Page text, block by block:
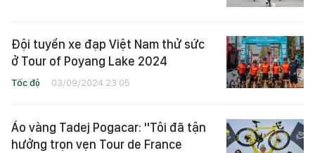
Đội tuyển xe đạp Việt Nam thử sức
ở Tour of Poyang Lake 2024
Tốc độ 03/09/2024 23:05
Áo vàng Tadej Pogacar: "Tôi đã tận
hưởng trọn vẹn Tour de France